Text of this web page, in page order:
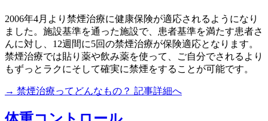
2006年4月より禁煙治療に健康保険が適応されるようになり
ました。施設基準を通った施設で、患者基準を満たす患者さ
んに対し、12週間に5回の禁煙治療が保険適応となります。
禁煙治療では貼り薬や飲み薬を使って、ご自分でされるより
もずっとラクにそして確実に禁煙をすることが可能です。
→ 禁煙治療ってどんなもの？ 記事詳細へ